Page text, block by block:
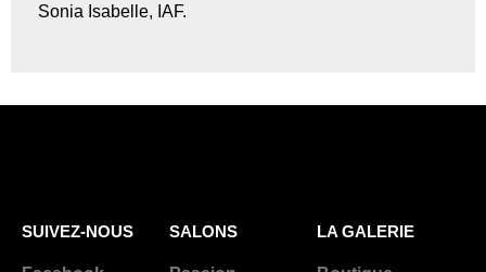
Sonia Isabelle, IAF.
SUIVEZ-NOUS SALONS LA GALERIE